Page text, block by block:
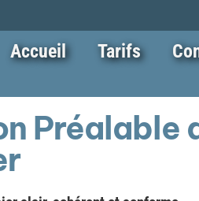
Accueil Tarifs
Préalable